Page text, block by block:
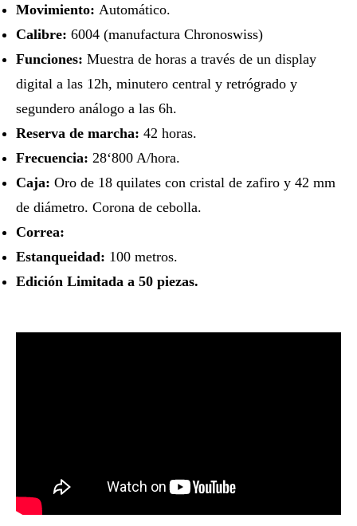
Movimiento: Automático.
Calibre: 6004 (manufactura Chronoswiss)
Funciones: Muestra de horas a través de un display
digital a las 12h, minutero central y retrógrado y
segundero análogo a las 6h.
Reserva de marcha: 42 horas.
Frecuencia: 28‘800 A/hora.
Caja: Oro de 18 quilates con cristal de zafiro y 42 mm
de diámetro. Corona de cebolla.
Correa:
Estanqueidad: 100 metros.
Edición Limitada a 50 piezas.